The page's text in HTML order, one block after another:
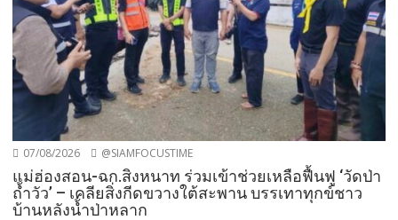
07/08/2026 @SIAMFOCUSTIME
แม่ฮ่องสอน-ฉก.สิงหนาท ร่วมเข้าช่วยเหลือฟื้นฟู ‘วัดป่า
ถ้ำวัว’ – เคลียสิ่งกีดขวางใต้สะพาน บรรเทาทุกข์ชาว
บ้านหลังน้ำป่าหลาก